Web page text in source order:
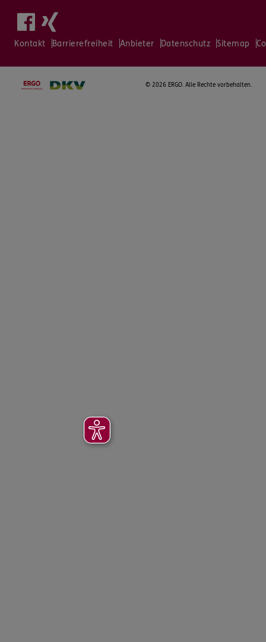
Kontakt Barrierefreiheit Anbieter Datenschutz Sitemap
© 2026 ERGO. Alle Rechte vorbehalten.